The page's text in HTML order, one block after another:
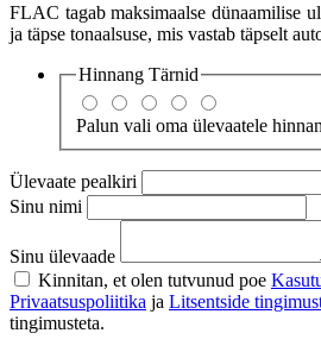
FLAC tagab maksimaalse dünaamilise
ja täpse tonaalsuse, mis vastab täpselt
Hinnang Tärnid
Palun vali oma ülevaatele
Ülevaate pealkiri
Sinu nimi
Sinu ülevaade
Kinnitan, et olen tutvunud poe
Privaatsuspoliitika ja Litsentside
tingimusteta.